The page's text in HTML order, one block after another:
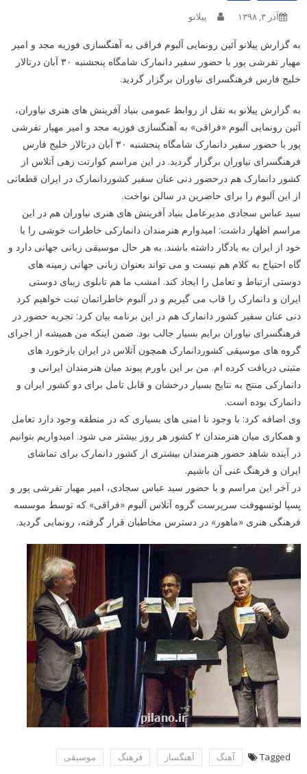
آذر ۳, ۱۳۹۸ پیلانو
به گزارش پیلانو آئین رونمایی آلبوم فراقی به آهنگسازی فوزیه مجد و امیر
مهیار تفرشی پور با حضور سفیر دانمارک شامگاه پنجشنبه ۳۰ آبان درتالار
خلیج فارس فرهنگسرای نیاوران برگزار گردید.
به گزارش پیلانو به نقل از روابط عمومی بنیاد آفرینش های هنری نیاوران،
آئین رونمایی آلبوم «فراقی» به آهنگسازی فوزیه مجد و امیر مهیار تفرشی
پور با حضور سفیر دانمارک شامگاه پنجشنبه ۳۰ آبان درتالار خلیج فارس
فرهنگسرای نیاوران برگزار گردید. در این مراسم کوارتت زهی آتلاس از
کشور دانمارک هم درحضور دنی عنان سفیر کشوردانمارک در ایران قطعاتی
از این آلبوم را برای حاضرین در سالن نواخت.
سید عباس سجادی مدیرعامل بنیاد آفرینش های هنری نیاوران هم در این
مراسم اظهار داشت: امیدوارم هنرمندان دانمارکی خاطرات خوشی را با
خود از ایران به یادگار داشته باشند. به هر حال موسیقی زبانی جهانی دارد و
گاه احتیاج به کلام هم نیست و می تواند بعنوان زبانی جهانی زمینه های
دوستی ارتباط و تعامل را ایجاد کند. امشب ما هم تابلوی زیبای دوستی
ایران و دانمارک را قاب می گیریم و در آلبوم خاطراتمان ثبت خواهیم کرد
دنی عنان سفیر کشور دانمارک هم در این برنامه بیان کرد: تجربه حضور در
فرهنگسرای نیاوران برایم بسیار جالب بود. ضمن اینکه من همیشه از اجرای
گروه های موسیقی کشوردانمارک همچون آتلاس در ایران بازخورد های
مثبتی دریافت کرده ام. من بر این باورم پیوند میان هنرمندان ایرانی و
دانمارکی منتج به نتایج بسیار درخشان و قابل تامل برای دو کشور ایران و
دانمارک بوده است.
وی اضافه کرد: با وجود نا امنی های بسیاری که در منطقه وجود دارد تعامل
و همکاری میان هنرمندان ۲ کشور هر روز بیشتر می شود. امیدواریم بتوانیم
در آینده شاهد حضور هنرمندان بیشتری از کشور دانمارک برای تماشای
ایران و فرهنگ غنی آن باشیم.
در آخر این مراسم و با حضور سید عباس سجادی، امیر مهیار تفرشی پور و
یِسپا لوتسهوفت سرپرست گروه آتلاس آلبوم «فراقی» که توسط موسسه
فرهنگی هنری «ماهور» در دسترس مخاطبان قرار گرفته، رونمایی گردید.
Tagged آهنگ آهنگساز فرهنگ موسیقی